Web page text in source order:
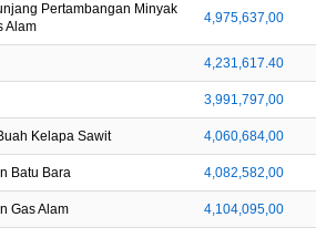
Pertambangan Minyak
Alam
4,975,637,00
4,231,617.40
3,991,797,00
Kelapa Sawit 4,060,684,00
Batu Bara 4,082,582,00
Gas Alam 4,104,095,00